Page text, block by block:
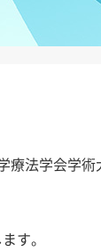
法学会学術
す。